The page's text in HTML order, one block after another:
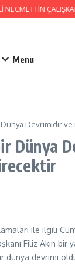
NECMETTİN
Menu
Dünya Devrimidir
Dünya
ile ilgili
Filiz Akın bir
dünya devrimi